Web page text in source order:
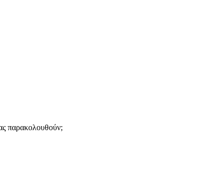
παρακολουθούν;